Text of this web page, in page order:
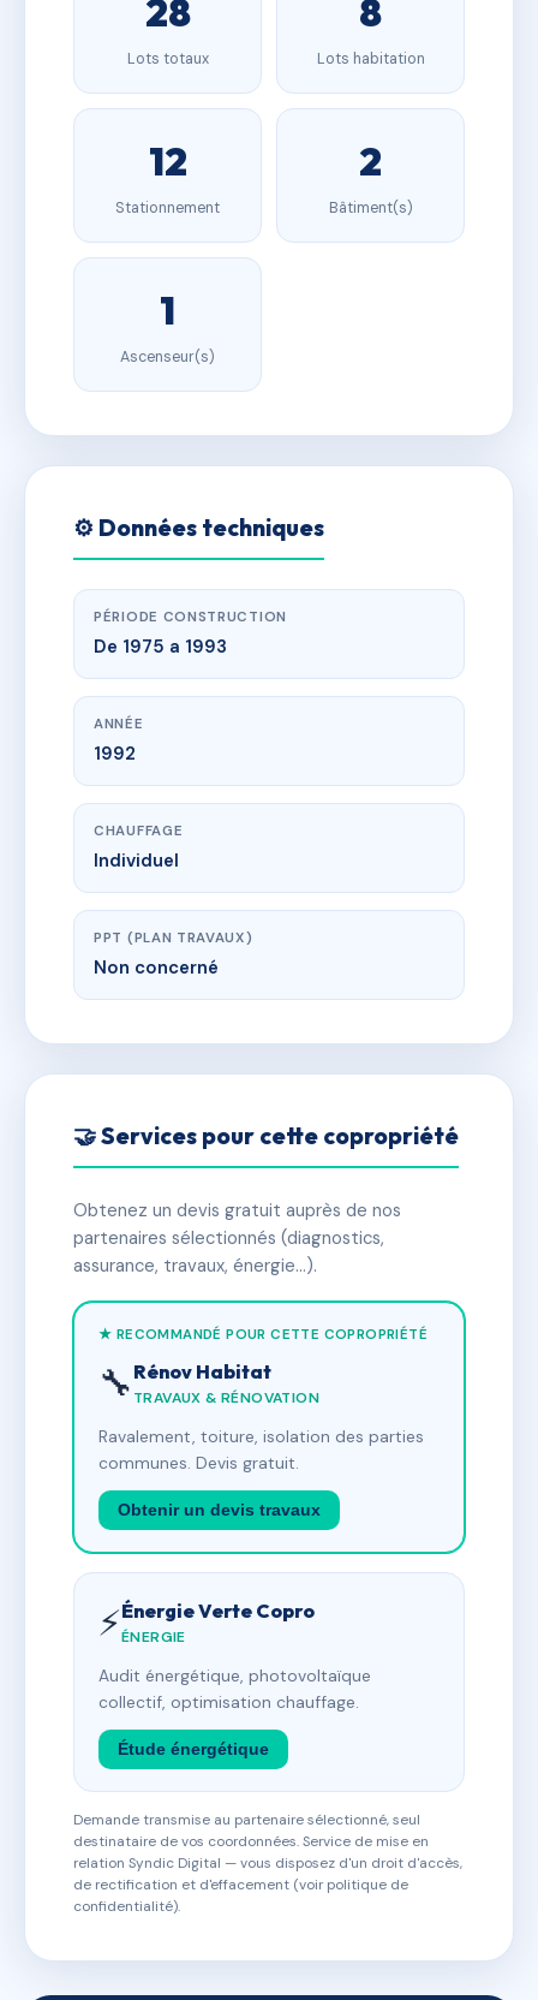
28
Lots totaux
8
Lots habitation
12
Stationnement
2
Bâtiment(s)
1
Ascenseur(s)
⚙️ Données techniques
PÉRIODE CONSTRUCTION
De 1975 a 1993
ANNÉE
1992
CHAUFFAGE
Individuel
PPT (PLAN TRAVAUX)
Non concerné
🤝 Services pour cette copropriété
Obtenez un devis gratuit auprès de nos
partenaires sélectionnés (diagnostics,
assurance, travaux, énergie…).
★ RECOMMANDÉ POUR CETTE COPROPRIÉTÉ
🔧 Rénov Habitat
TRAVAUX & RÉNOVATION
Ravalement, toiture, isolation des parties
communes. Devis gratuit.
Obtenir un devis travaux
⚡Énergie Verte Copro
ÉNERGIE
Audit énergétique, photovoltaïque
collectif, optimisation chauffage.
Étude énergétique
Demande transmise au partenaire sélectionné, seul
destinataire de vos coordonnées. Service de mise en
relation Syndic Digital — vous disposez d'un droit d'accès,
de rectification et d'effacement (voir politique de
confidentialité).